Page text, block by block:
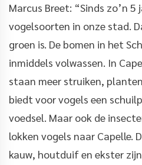
Marcus Breet: “Sinds zo’n 5
vogelsoorten in onze stad.
groen is. De bomen in het
inmiddels volwassen. In
staan meer struiken,
biedt voor vogels een
voedsel. Maar ook de
lokken vogels naar Capelle.
kauw, houtduif en ekster